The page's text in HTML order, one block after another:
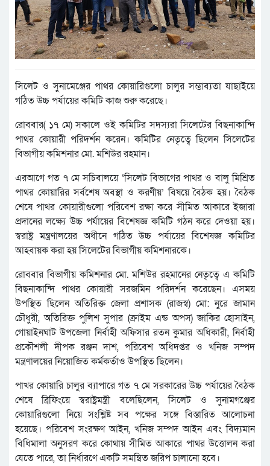
সিলেট ও সুনামেঞ্জের পাথর কোয়ারিগুলো চালুর সম্ভাব্যতা যাছাইয়ে
গঠিত উচ্চ পর্যায়ের কমিটি কাজ শুরু করেছে।
রোববার( ১৭ মে) সকালে ওই কমিটির সদস্যরা সিলেটের বিছনাকান্দি
পাথর কোয়ারী পরিদর্শন করেন। কমিটির নেতৃত্বে ছিলেন সিলেটের
বিভাগীয় কমিশনার মো. মশিউর রহমান।
এরআগে গত ৭ মে সচিবালয়ে ‘সিলেট বিভাগের পাথর ও বালু মিশ্রিত
পাথর কোয়ারির সর্বশেষ অবস্থা ও করণীয়’ বিষয়ে বৈঠক হয়। বৈঠক
শেষে পাথর কোয়ারীগুলো পরিবেশ রক্ষা করে সীমিত আকারে ইজারা
প্রদানের লক্ষ্যে উচ্চ পর্যায়ের বিশেষজ্ঞ কমিটি গঠন করে দেওয়া হয়।
স্বরাষ্ট্র মন্ত্রণালয়ের অধীনে গঠিত উচ্চ পর্যায়ের বিশেষজ্ঞ কমিটির
আহবায়ক করা হয় সিলেটের বিভাগীয় কমিশনারকে।
রোববার বিভাগীয় কমিশনার মো. মশিউর রহমানের নেতৃত্বে এ কমিটি
বিছনাকান্দি পাথর কোয়ারী সরজমিন পরিদর্শন করেছেন। এসময়
উপস্থিত ছিলেন অতিরিক্ত জেলা প্রশাসক (রাজস্ব) মো: নুরে জামান
চৌধুরী, অতিরিক্ত পুলিশ সুপার (ক্রাইম এন্ড অপস) জাকির হোসাইন,
গোয়াইনঘাট উপজেলা নির্বাহী অফিসার রতন কুমার অধিকারী, নির্বাহী
প্রকৌশলী দীপক রঞ্জন দাশ, পরিবেশ অধিদপ্তর ও খনিজ সম্পদ
মন্ত্রণালয়ের নিয়োজিত কর্মকর্তাও উপস্থিত ছিলেন।
পাখর কোয়ারি চালুর ব্যাপারে গত ৭ মে সরকারের উচ্চ পর্যায়ের বৈঠক
শেষে ব্রিফিংয়ে স্বরাষ্ট্রমন্ত্রী বলেছিলেন, সিলেট ও সুনামগঞ্জের
কোয়ারিগুলো নিয়ে সংশ্লিষ্ট সব পক্ষের সঙ্গে বিস্তারিত আলোচনা
হয়েছে। পরিবেশ সংরক্ষণ আইন, খনিজ সম্পদ আইন এবং বিদ্যমান
বিধিমালা অনুসরণ করে কোথায় সীমিত আকারে পাথর উত্তোলন করা
যেতে পারে, তা নির্ধারণে একটি সমন্বিত জরিপ চালানো হবে।